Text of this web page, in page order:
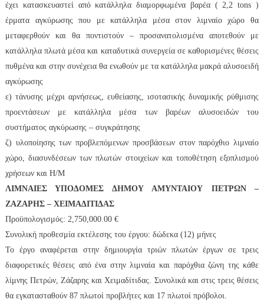
έχει κατασκευαστεί από κατάλληλα διαμορφωμένα βαρέα ( 2,2 tons )
έρματα αγκύρωσης που με κατάλληλα μέσα στον λιμναίο χώρο θα
μεταφερθούν και θα ποντιστούν – προσανατολισμένα αποτεθούν με
κατάλληλα πλωτά μέσα και καταδυτικά συνεργεία σε καθορισμένες θέσεις
πυθμένα και στην συνέχεια θα ενωθούν με τα κατάλληλα μακρά αλυσοειδή
αγκύρωσης
ε) τάνυσης μέχρι αρνήσεως, ευθείασης, ισοτασικής δυναμικής ρύθμισης
προεντάσεων με κατάλληλα μέσα των βαρέων αλυσοειδών του
συστήματος αγκύρωσης – συγκράτησης
ζ) υλοποίησης των προβλεπόμενων προσβάσεων στον παρόχθιο λιμναίο
χώρο, διασυνδέσεων των πλωτών στοιχείων και τοποθέτηση εξοπλισμού
χρήσεων και Η/Μ
ΛΙΜΝΑΙΕΣ ΥΠΟΔΟΜΕΣ ΔΗΜΟΥ ΑΜΥΝΤΑΙΟΥ ΠΕΤΡΩΝ –
ΖΑΖΑΡΗΣ – ΧΕΙΜΑΔΙΤΙΔΑΣ
Προϋπολογισμός: 2,750,000.00 €
Συνολική προθεσμία εκτέλεσης του έργου: δώδεκα (12) μήνες
Το έργο αναφέρεται στην δημιουργία τριών πλωτών έργων σε τρεις
διαφορετικές θέσεις από ένα στην λιμναία και παρόχθια ζώνη της κάθε
λίμνης Πετρών, Ζάζαρης και Χειμαδίτιδας. Συνολικά και στις τρεις θέσεις
θα εγκατασταθούν 87 πλωτοί προβλήτες και 17 πλωτοί πρόβολοι.